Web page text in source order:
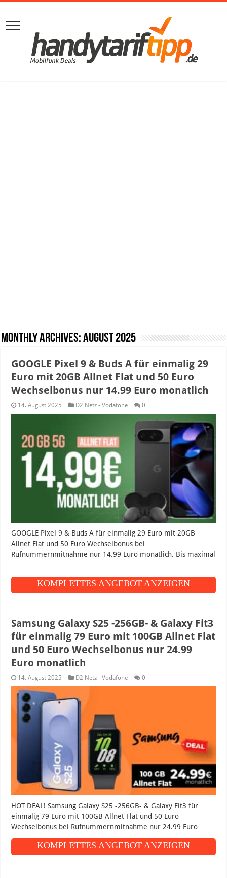
Monthly Archives:August 2025
GOOGLE Pixel 9 & Buds A für einmalig 29
Euro mit 20GB Allnet Flat und 50 Euro
Wechselbonus nur 14.99 Euro monatlich
14. August 2025 D2 Netz - Vodafone 0
GOOGLE Pixel 9 & Buds A für einmalig 29 Euro mit 20GB
Allnet Flat und 50 Euro Wechselbonus bei
Rufnummernmitnahme nur 14.99 Euro monatlich. Bis maximal
KOMPLETTES ANGEBOT ANZEIGEN
Samsung Galaxy S25 -256GB- & Galaxy Fit3
für einmalig 79 Euro mit 100GB Allnet Flat
und 50 Euro Wechselbonus nur 24.99
Euro monatlich
14. August 2025 D2 Netz - Vodafone 0
HOT DEAL! Samsung Galaxy S25 -256GB- & Galaxy Fit3 für
einmalig 79 Euro mit 100GB Allnet Flat und 50 Euro
Wechselbonus bei Rufnummernmitnahme nur 24.99 Euro …
KOMPLETTES ANGEBOT ANZEIGEN